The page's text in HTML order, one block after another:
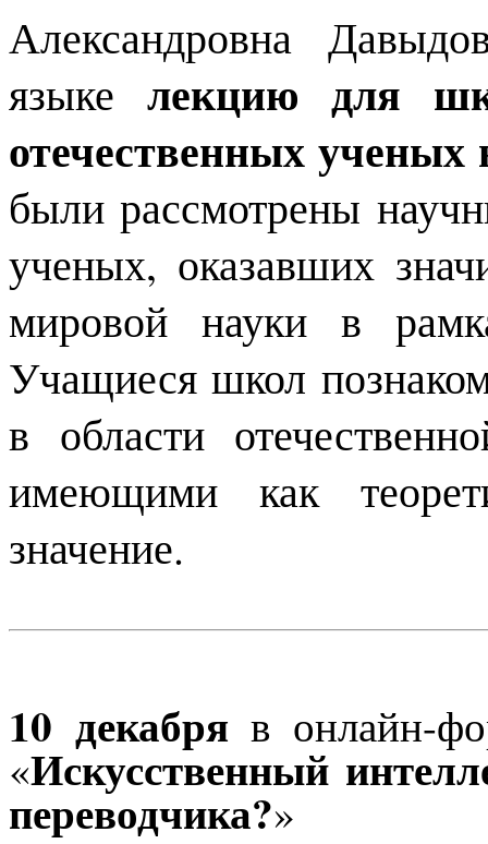
Александровна
языке лекцию для
отечественных
были рассмотрены
ученых, оказавших
мировой науки в
Учащиеся школ
в области
имеющими как
значение.
10 декабря в онлайн-
«Искусственный
переводчика?»